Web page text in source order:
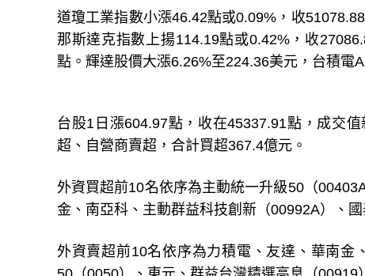
道瓊工業指數小漲46.42點或0.09%，收
那斯達克指數上揚114.19點或0.42%，收
點。輝達股價大漲6.26%至224.36美元，台積電
台股1日漲604.97點，收在45337.91點，成交
超、自營商賣超，合計買超367.4億元。
外資買超前10名依序為主動統一升級50（
金、南亞科、主動群益科技創新（00992A）、
外資賣超前10名依序為力積電、友達、華南金